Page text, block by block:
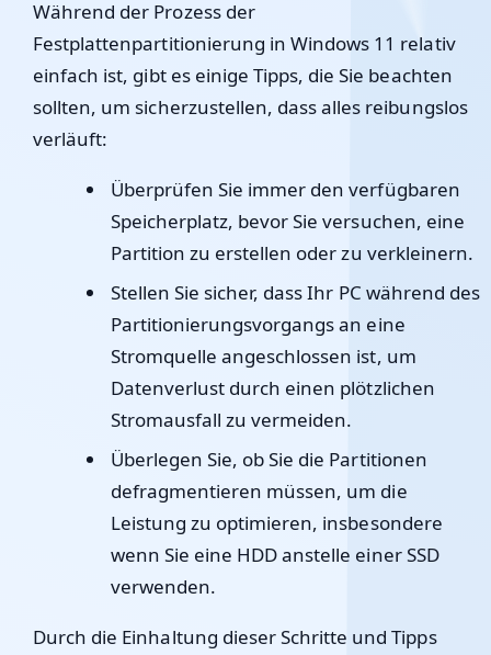
Während der Prozess der
Festplattenpartitionierung in Windows 11 relativ
einfach ist, gibt es einige Tipps, die Sie beachten
sollten, um sicherzustellen, dass alles reibungslos
verläuft:
Überprüfen Sie immer den verfügbaren
Speicherplatz, bevor Sie versuchen, eine
Partition zu erstellen oder zu verkleinern.
Stellen Sie sicher, dass Ihr PC während des
Partitionierungsvorgangs an eine
Stromquelle angeschlossen ist, um
Datenverlust durch einen plötzlichen
Stromausfall zu vermeiden.
Überlegen Sie, ob Sie die Partitionen
defragmentieren müssen, um die
Leistung zu optimieren, insbesondere
wenn Sie eine HDD anstelle einer SSD
verwenden.
Durch die Einhaltung dieser Schritte und Tipps